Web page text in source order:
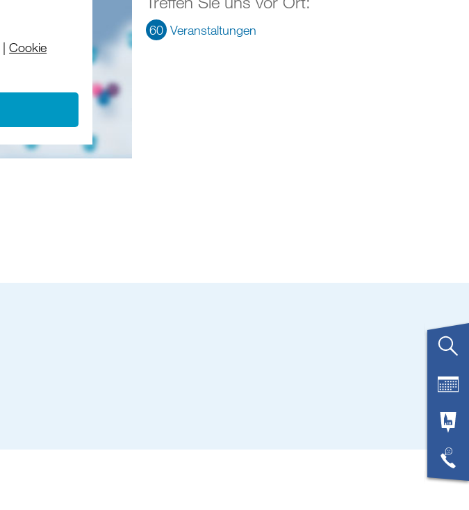
|Cookie
60 Veranstaltungen